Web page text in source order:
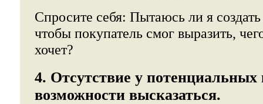
Спросите себя: Пытаюсь ли я
чтобы покупатель смог выразить,
хочет?
4. Отсутствие у потенциальных
возможности высказаться.